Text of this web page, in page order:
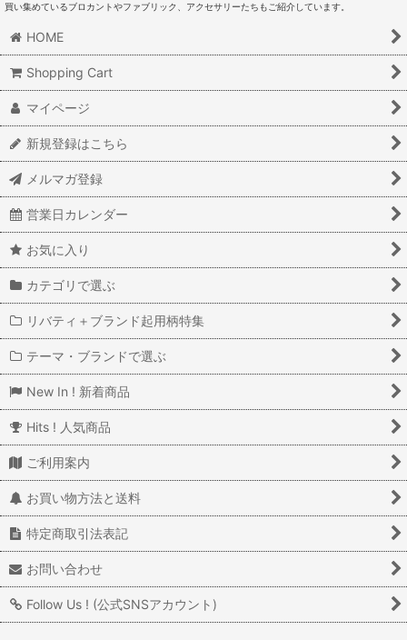
買い集めているブロカントやファブリック、アクセサリーたちもご紹介しています。
HOME
Shopping Cart
マイページ
新規登録はこちら
メルマガ登録
営業日カレンダー
お気に入り
カテゴリで選ぶ
リバティ＋ブランド起用柄特集
テーマ・ブランドで選ぶ
New In ! 新着商品
Hits ! 人気商品
ご利用案内
お買い物方法と送料
特定商取引法表記
お問い合わせ
Follow Us ! (公式SNSアカウント)